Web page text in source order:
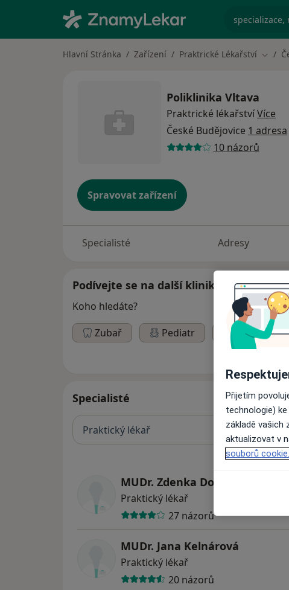
Hlavní Stránka Zařízení Praktrické Lékařství
Poliklinika Vltava
Praktrické lékařstvíVíce
České Budějovice 1 adresa
10 názorů
Spravovat zařízení
Specialisté Adresy
Podívejte se na další kliniky
Koho hledáte?
Zubař
Pediatr Gynekolog
Specialisté
Praktický lékař
MUDr. Zdenka Dolejší
Praktický lékař
27 názorů
MUDr. Jana Kelnárová
Praktický lékař
20 názorů
Přijetím
technologie)
základě vašich
aktualizovat v
souborů cookie.